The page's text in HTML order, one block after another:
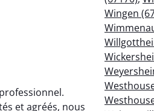
et agréés, nous
Wingen